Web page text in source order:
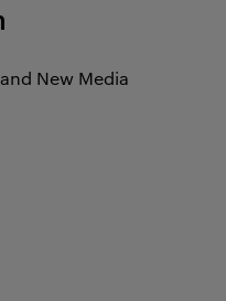
New Media